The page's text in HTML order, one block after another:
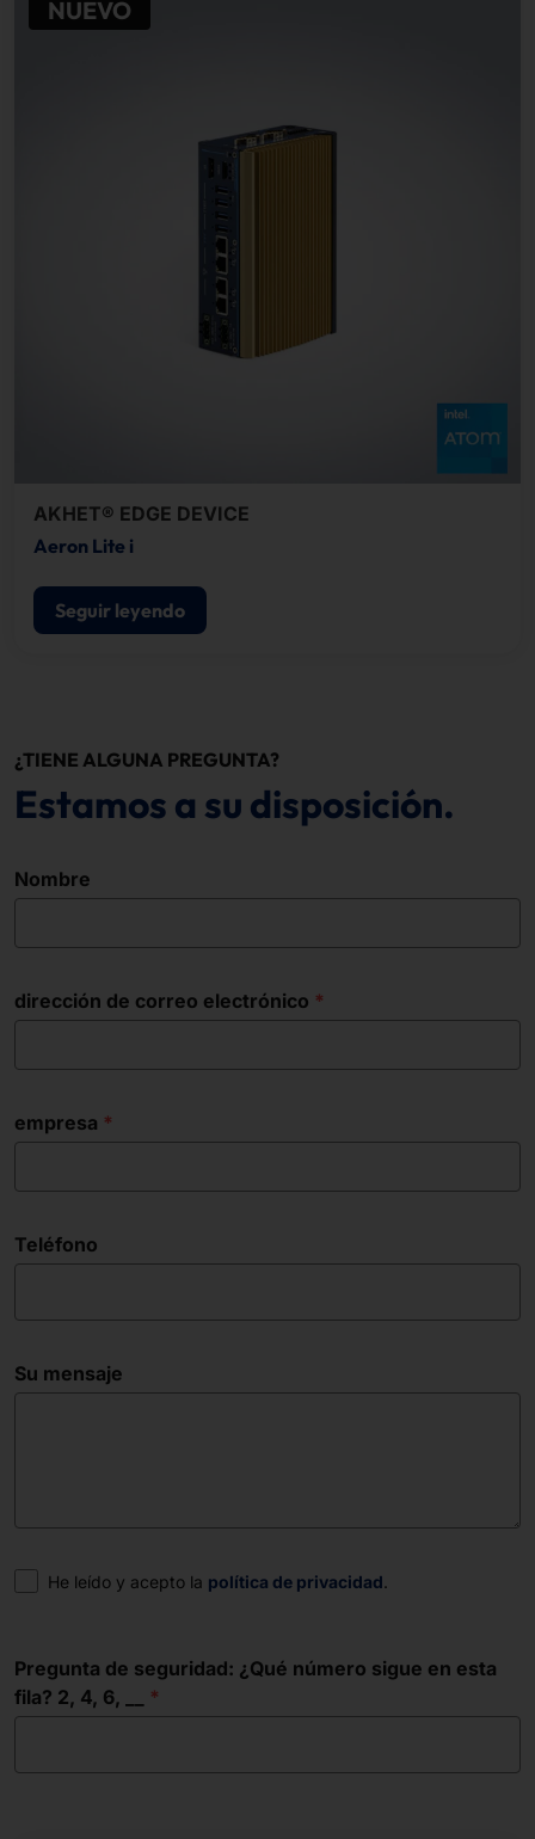
NUEVO
AKHET® EDGE DEVICE
Aeron Lite i
Seguir leyendo
¿TIENE ALGUNA PREGUNTA?
Estamos a su disposición.
Nombre
dirección de correo electrónico
empresa
Teléfono
Su mensaje
Consentimiento
He leído y acepto la política de privacidad.
Pregunta de seguridad: ¿Qué número sigue en esta
fila? 2, 4, 6, __